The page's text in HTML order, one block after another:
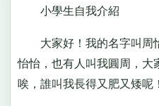
小學生自我介紹
大家好！我的名字叫周
怡怡，也有人叫我圓周，大
唉，誰叫我長得又肥又矮呢！